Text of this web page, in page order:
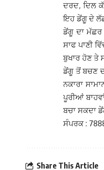
ਦਰਦ, ਦਿਲ
ਇਹ ਡੇਂਗੂ ਦੇ
ਡੇਂਗੂ ਦਾ ਮੱਛਰ
ਸਾਫ ਪਾਣੀ
ਬੁਖਾਰ ਹੋਣ ਤੇ
ਡੇਂਗੂ ਤੋਂ ਬਚਣ
ਨਕਾਰਾ
ਪੂਰੀਆਂ
ਬਚਾ ਸਕਦਾ
ਸੰਪਰਕ :
Share This Article